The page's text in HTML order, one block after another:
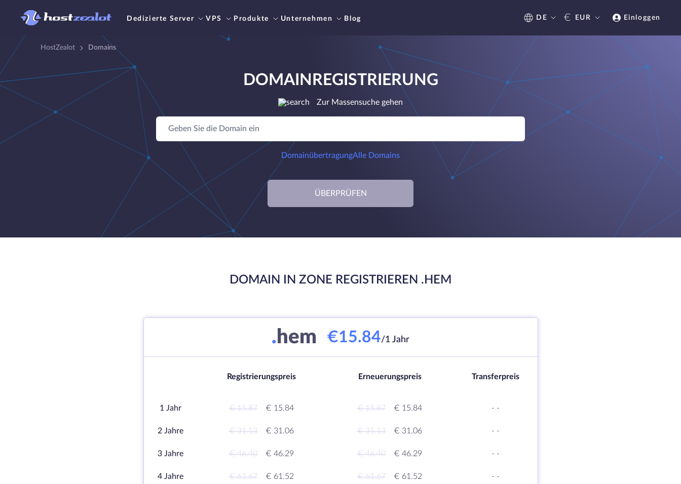
Dedizierte Server VPS Produkte Unternehmen Blog DE € EUR Einloggen
HostZealot Domains
DOMAINREGISTRIERUNG
Zur Massensuche gehen
DomainübertragungAlle Domains
ÜBERPRÜFEN
DOMAIN IN ZONE REGISTRIEREN .HEM
. hem €15.84/1 Jahr
Registrierungspreis Erneuerungspreis Transferpreis
1 Jahr € 15.87 € 15.84 € 15.87 € 15.84 - -
2 Jahre € 31.13 € 31.06 € 31.13 € 31.06 - -
3 Jahre € 46.40 € 46.29 € 46.40 € 46.29 - -
4 Jahre € 61.67 € 61.52 € 61.67 € 61.52 - -